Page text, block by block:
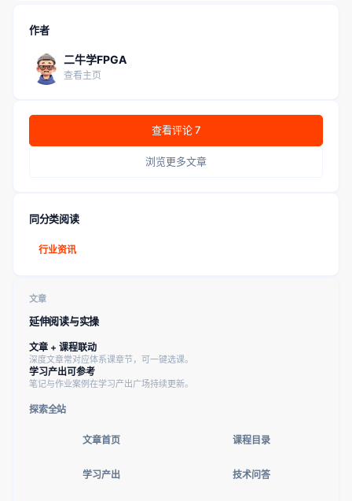
作者
二牛学FPGA
查看主页
查看评论 7
浏览更多文章
同分类阅读
行业资讯
文章
延伸阅读与实操
文章 + 课程联动
深度文章常对应体系课章节，可一键选课。
学习产出可参考
笔记与作业案例在学习产出广场持续更新。
探索全站
文章首页 课程目录
学习产出 技术问答